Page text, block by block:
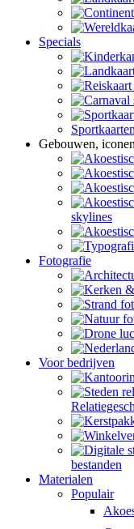
Specials
Sportkaarten
Gebouwen,
skylines
Fotografie
Voor bedrijven
bestanden
Materialen
Populair